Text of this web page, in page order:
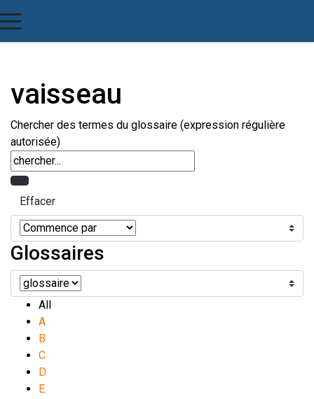
vaisseau
Chercher des termes du glossaire (expression régulière
autorisée)
Glossaires
All
A
B
C
D
E